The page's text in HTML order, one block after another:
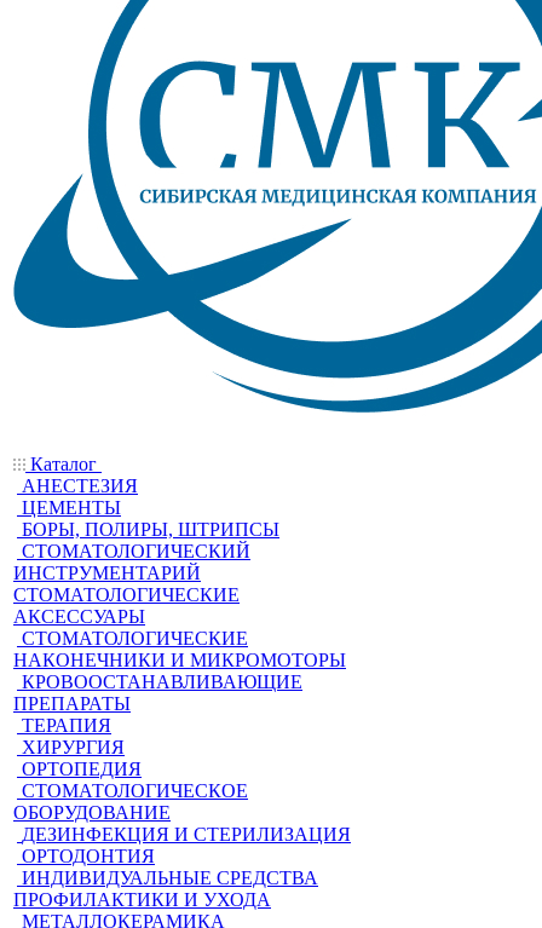
Каталог
АНЕСТЕЗИЯ
ЦЕМЕНТЫ
БОРЫ, ПОЛИРЫ, ШТРИПСЫ
СТОМАТОЛОГИЧЕСКИЙ
ИНСТРУМЕНТАРИЙ
СТОМАТОЛОГИЧЕСКИЕ
АКСЕССУАРЫ
СТОМАТОЛОГИЧЕСКИЕ
НАКОНЕЧНИКИ И МИКРОМОТОРЫ
КРОВООСТАНАВЛИВАЮЩИЕ
ПРЕПАРАТЫ
ТЕРАПИЯ
ХИРУРГИЯ
ОРТОПЕДИЯ
СТОМАТОЛОГИЧЕСКОЕ
ОБОРУДОВАНИЕ
ДЕЗИНФЕКЦИЯ И СТЕРИЛИЗАЦИЯ
ОРТОДОНТИЯ
ИНДИВИДУАЛЬНЫЕ СРЕДСТВА
ПРОФИЛАКТИКИ И УХОДА
МЕТАЛЛОКЕРАМИКА